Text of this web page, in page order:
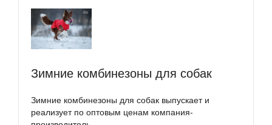
Зимние комбинезоны для собак
Зимние комбинезоны для собак выпускает и
реализует по оптовым ценам компания-